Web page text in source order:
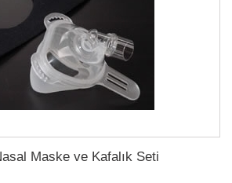
Maske ve Kafalık Seti